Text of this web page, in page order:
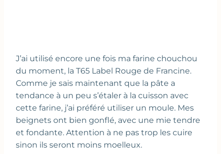
J’ai utilisé encore une fois ma farine chouchou
du moment, la T65 Label Rouge de Francine.
Comme je sais maintenant que la pâte a
tendance à un peu s’étaler à la cuisson avec
cette farine, j’ai préféré utiliser un moule. Mes
beignets ont bien gonflé, avec une mie tendre
et fondante. Attention à ne pas trop les cuire
sinon ils seront moins moelleux.